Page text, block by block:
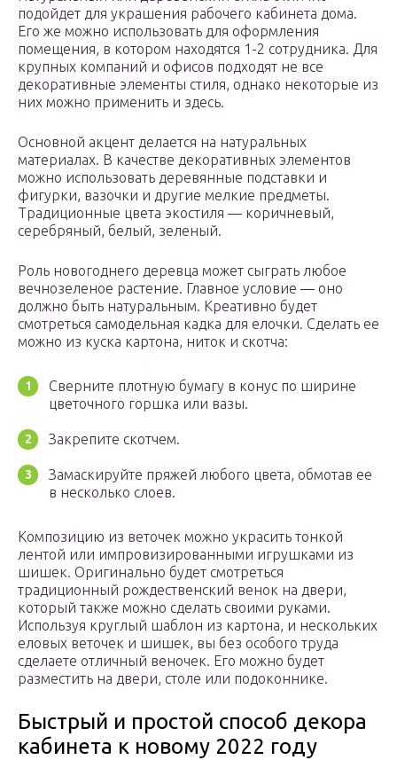
подойдет для украшения рабочего кабинета дома.
Его же можно использовать для оформления
помещения, в котором находятся 1-2 сотрудника. Для
крупных компаний и офисов подходят не все
декоративные элементы стиля, однако некоторые из
них можно применить и здесь.
Основной акцент делается на натуральных
материалах. В качестве декоративных элементов
можно использовать деревянные подставки и
фигурки, вазочки и другие мелкие предметы.
Традиционные цвета экостиля — коричневый,
серебряный, белый, зеленый.
Роль новогоднего деревца может сыграть любое
вечнозеленое растение. Главное условие — оно
должно быть натуральным. Креативно будет
смотреться самодельная кадка для елочки. Сделать ее
можно из куска картона, ниток и скотча:
Сверните плотную бумагу в конус по ширине
цветочного горшка или вазы.
Закрепите скотчем.
Замаскируйте пряжей любого цвета, обмотав ее
в несколько слоев.
Композицию из веточек можно украсить тонкой
лентой или импровизированными игрушками из
шишек. Оригинально будет смотреться
традиционный рождественский венок на двери,
который также можно сделать своими руками.
Используя круглый шаблон из картона, и нескольких
еловых веточек и шишек, вы без особого труда
сделаете отличный веночек. Его можно будет
разместить на двери, столе или подоконнике.
Быстрый и простой способ декора
кабинета к новому 2022 году